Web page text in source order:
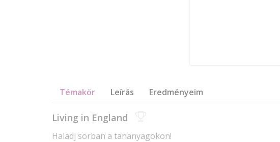
Témakör Leírás Eredményeim
Living in England
Haladj sorban a tananyagokon!